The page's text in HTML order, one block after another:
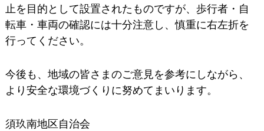
止を目的として設置されたものですが、歩行者・自
転車・車両の確認には十分注意し、慎重に右左折を
行ってください。
今後も、地域の皆さまのご意見を参考にしながら、
より安全な環境づくりに努めてまいります。
須玖南地区自治会